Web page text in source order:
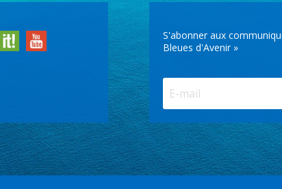
S'abonner aux
Bleues d'Avenir »